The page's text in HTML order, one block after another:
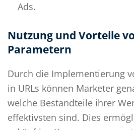
Ads.
Nutzung und Vorteile
Parametern
Durch die Implementierung
in URLs können Marketer
welche Bestandteile ihrer
effektivsten sind. Dies